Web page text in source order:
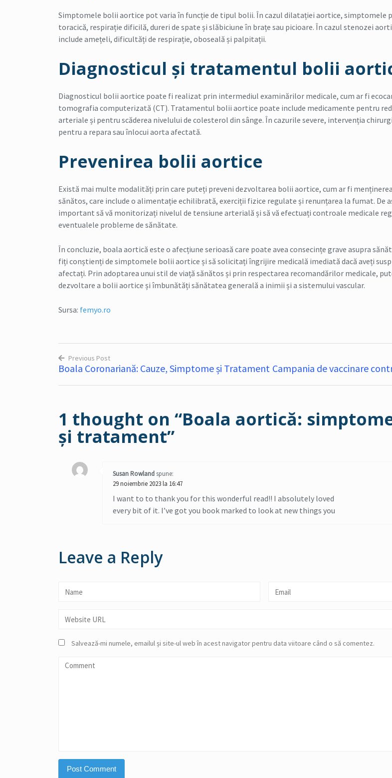
Simptomele bolii aortice pot varia în funcție de tipul bolii. În cazul dilatației aortice, simptomele
toracică, respirație dificilă, dureri de spate și slăbiciune în brațe sau picioare. În cazul stenozei
include amețeli, dificultăți de respirație, oboseală și palpitații.
Diagnosticul și tratamentul bolii
Diagnosticul bolii aortice poate fi realizat prin intermediul examinărilor medicale, cum ar fi
tomografia computerizată (CT). Tratamentul bolii aortice poate include medicamente pentru
arteriale și pentru scăderea nivelului de colesterol din sânge. În cazurile severe, intervenția
pentru a repara sau înlocui aorta afectată.
Prevenirea bolii aortice
Există mai multe modalități prin care puteți preveni dezvoltarea bolii aortice, cum ar fi
sănătos, care include o alimentație echilibrată, exerciții fizice regulate și renunțarea la fumat. De
important să vă monitorizați nivelul de tensiune arterială și să vă efectuați controale medicale
eventualele probleme de sănătate.
În concluzie, boala aortică este o afecțiune serioasă care poate avea consecințe grave asupra
fiți conștienți de simptomele bolii aortice și să solicitați îngrijire medicală imediată dacă aveți
afectați. Prin adoptarea unui stil de viață sănătos și prin respectarea recomandărilor medicale,
dezvoltare a bolii aortice și îmbunătăți sănătatea generală a inimii și a sistemului vascular.
Sursa: femyo.ro
Navigare
articole
Previous Post
Boala Coronariană: Cauze, Simptome și Tratament Campania de vaccinare
1 thought on “Boala aortică:
și tratament”
Susan Rowlandspune:
29 noiembrie 2023 la 16:47
I want to to thank you for this wonderful read!! I absolutely loved
every bit of it. I’ve got you book marked to look at new things you
Leave a Reply
Salvează-mi numele, emailul și site-ul web în acest navigator pentru data viitoare când o să comentez.